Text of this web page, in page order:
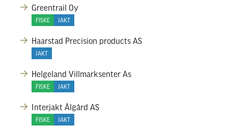
Greentrail Oy
FISKE JAKT
Haarstad Precision products AS
JAKT
Helgeland Villmarksenter As
FISKE JAKT
Interjakt Ålgård AS
FISKE JAKT